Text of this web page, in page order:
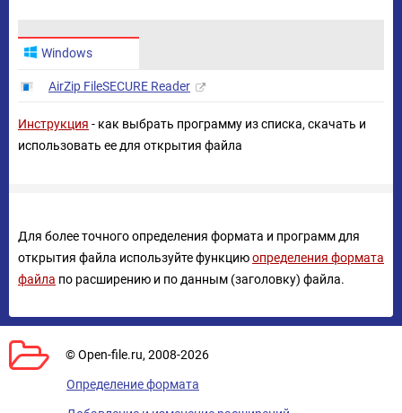
Windows
AirZip FileSECURE Reader
Инструкция - как выбрать программу из списка, скачать и
использовать ее для открытия файла
Для более точного определения формата и программ для
открытия файла используйте функциюопределения формата
файла по расширению и по данным (заголовку) файла.
© Open-file.ru, 2008-2026
Определение формата